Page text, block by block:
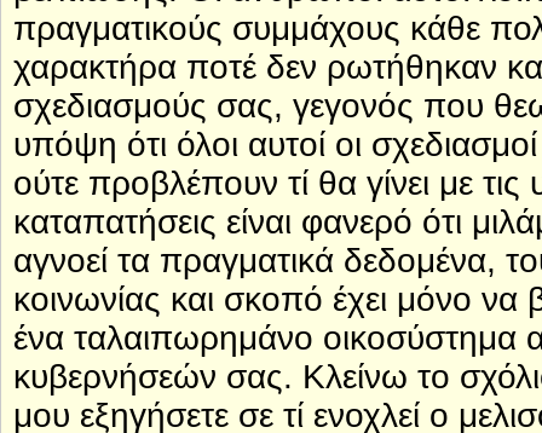
πραγματικούς συμμάχους κάθε
χαρακτήρα ποτέ δεν ρωτήθηκαν
σχεδιασμούς σας, γεγονός που
υπόψη ότι όλοι αυτοί οι
ούτε προβλέπουν τί θα γίνει με
καταπατήσεις είναι φανερό ότι
αγνοεί τα πραγματικά δεδομένα,
κοινωνίας και σκοπό έχει μόνο να
ένα ταλαιπωρημάνο οικοσύστημα
κυβερνήσεών σας. Κλείνω το
μου εξηγήσετε σε τί ενοχλεί ο